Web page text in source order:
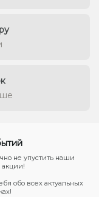
не упустить наши
обо всех актуальных